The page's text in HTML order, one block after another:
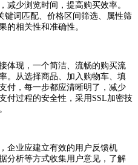
减少浏览时间，提高购买效率。
键词匹配、价格区间筛选、属性筛
的相关性和准确性。
体现，一个简洁、流畅的购买流
。从选择商品、加入购物车、填
付，每一步都应清晰明了，减少
付过程的安全性，采用SSL加密技
企业应建立有效的用户反馈机
分析等方式收集用户意见，了解